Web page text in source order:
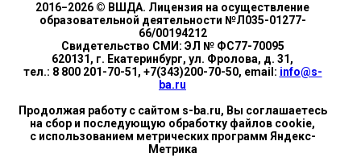
2016−2026 © ВШДА. Лицензия на осуществление
образовательной деятельности №Л035-01277-
66/00194212
Свидетельство СМИ: ЭЛ № ФС77-70095
620131, г. Екатеринбург, ул. Фролова, д. 31,
тел.: 8 800 201-70-51, +7(343)200-70-50, email: info@s-
ba.ru
Продолжая работу с сайтом s-ba.ru, Вы соглашаетесь
на сбор и последующую обработку файлов cookie,
с использованием метрических программ Яндекс-
Метрика